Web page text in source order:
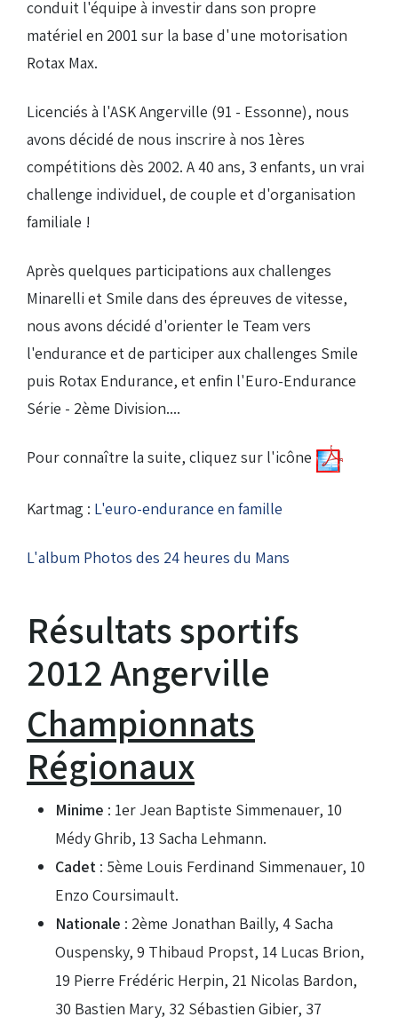
conduit l'équipe à investir dans son propre
matériel en 2001 sur la base d'une motorisation
Rotax Max.
Licenciés à l'ASK Angerville (91 - Essonne), nous
avons décidé de nous inscrire à nos 1ères
compétitions dès 2002. A 40 ans, 3 enfants, un vrai
challenge individuel, de couple et d'organisation
familiale !
Après quelques participations aux challenges
Minarelli et Smile dans des épreuves de vitesse,
nous avons décidé d'orienter le Team vers
l'endurance et de participer aux challenges Smile
puis Rotax Endurance, et enfin l'Euro-Endurance
Série - 2ème Division....
Pour connaître la suite, cliquez sur l'icône
Kartmag : L'euro-endurance en famille
L'album Photos des 24 heures du Mans
Résultats sportifs
2012 Angerville
Championnats
Régionaux
Minime : 1er Jean Baptiste Simmenauer, 10
Médy Ghrib, 13 Sacha Lehmann.
Cadet : 5ème Louis Ferdinand Simmenauer, 10
Enzo Coursimault.
Nationale : 2ème Jonathan Bailly, 4 Sacha
Ouspensky, 9 Thibaud Propst, 14 Lucas Brion,
19 Pierre Frédéric Herpin, 21 Nicolas Bardon,
30 Bastien Mary, 32 Sébastien Gibier, 37